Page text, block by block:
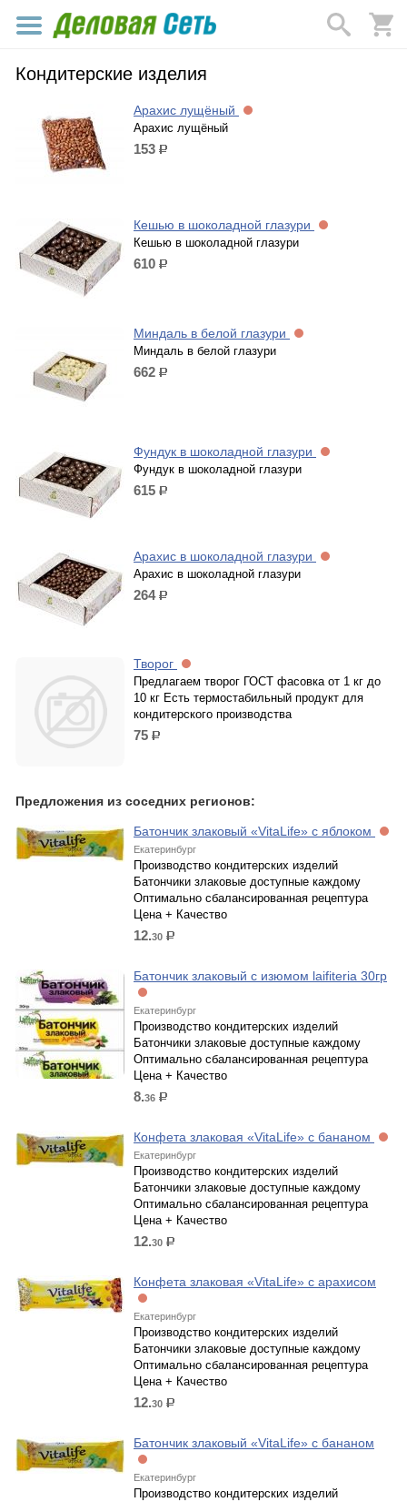
Кондитерские изделия
Арахис лущёный
Арахис лущёный
153 р.
Кешью в шоколадной глазури
Кешью в шоколадной глазури
610 р.
Миндаль в белой глазури
Миндаль в белой глазури
662 р.
Фундук в шоколадной глазури
Фундук в шоколадной глазури
615 р.
Арахис в шоколадной глазури
Арахис в шоколадной глазури
264р.
Творог
Предлагаем творог ГОСТ фасовка от 1 кг до
10 кг Есть термостабильный продукт для
кондитерского производства
75 р.
Предложения из соседних регионов:
Батончик злаковый «VitaLife» с яблоком
Екатеринбург
Производство кондитерских изделий
Батончики злаковые доступные каждому
Оптимально сбалансированная рецептура
Цена + Качество
12.30 р.
Батончик злаковый с изюмом laifiteria 30гр
Екатеринбург
Производство кондитерских изделий
Батончики злаковые доступные каждому
Оптимально сбалансированная рецептура
Цена + Качество
8.36 р.
Конфета злаковая «VitaLife» с бананом
Екатеринбург
Производство кондитерских изделий
Батончики злаковые доступные каждому
Оптимально сбалансированная рецептура
Цена + Качество
12.30 р.
Конфета злаковая «VitaLife» с арахисом
Екатеринбург
Производство кондитерских изделий
Батончики злаковые доступные каждому
Оптимально сбалансированная рецептура
Цена + Качество
12.30 р.
Батончик злаковый «VitaLife» с бананом
Екатеринбург
Производство кондитерских изделий